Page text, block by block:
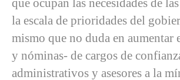
la escala de prioridades del
mismo que no duda en aumentar
y nóminas- de cargos de
administrativos y asesores a la